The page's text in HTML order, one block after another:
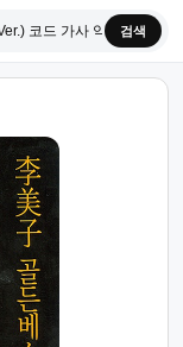
검색